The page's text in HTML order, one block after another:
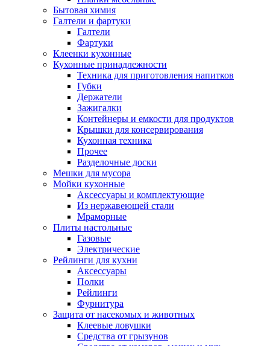
Бытовая химия
Галтели и фартуки
Галтели
Фартуки
Клеенки кухонные
Кухонные принадлежности
Техника для приготовления напитков
Губки
Держатели
Зажигалки
Контейнеры и емкости для продуктов
Крышки для консервирования
Кухонная техника
Прочее
Разделочные доски
Мешки для мусора
Мойки кухонные
Аксессуары и комплектующие
Из нержавеющей стали
Мраморные
Плиты настольные
Газовые
Электрические
Рейлинги для кухни
Аксессуары
Полки
Рейлинги
Фурнитура
Защита от насекомых и животных
Клеевые ловушки
Средства от грызунов